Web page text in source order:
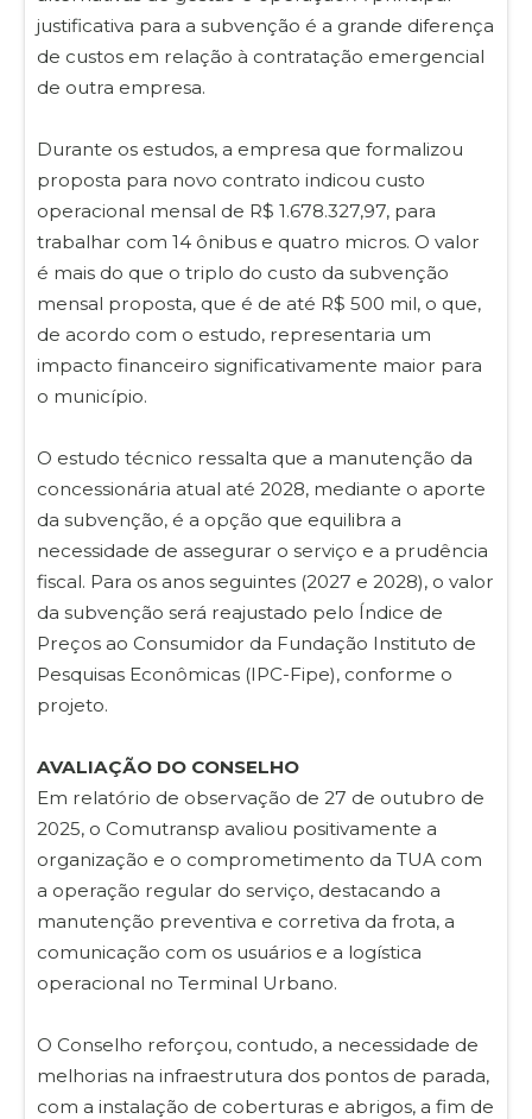
justificativa para a subvenção é a grande diferença
de custos em relação à contratação emergencial
de outra empresa.
Durante os estudos, a empresa que formalizou
proposta para novo contrato indicou custo
operacional mensal de R$ 1.678.327,97, para
trabalhar com 14 ônibus e quatro micros. O valor
é mais do que o triplo do custo da subvenção
mensal proposta, que é de até R$ 500 mil, o que,
de acordo com o estudo, representaria um
impacto financeiro significativamente maior para
o município.
O estudo técnico ressalta que a manutenção da
concessionária atual até 2028, mediante o aporte
da subvenção, é a opção que equilibra a
necessidade de assegurar o serviço e a prudência
fiscal. Para os anos seguintes (2027 e 2028), o valor
da subvenção será reajustado pelo Índice de
Preços ao Consumidor da Fundação Instituto de
Pesquisas Econômicas (IPC-Fipe), conforme o
projeto.
AVALIAÇÃO DO CONSELHO
Em relatório de observação de 27 de outubro de
2025, o Comutransp avaliou positivamente a
organização e o comprometimento da TUA com
a operação regular do serviço, destacando a
manutenção preventiva e corretiva da frota, a
comunicação com os usuários e a logística
operacional no Terminal Urbano.
O Conselho reforçou, contudo, a necessidade de
melhorias na infraestrutura dos pontos de parada,
com a instalação de coberturas e abrigos, a fim de